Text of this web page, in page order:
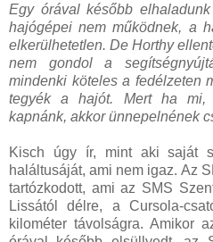
Egy órával később
hajógépei nem működnek, a
elkerülhetetlen. De Horthy
nem gondol a
mindenki köteles a fedélzeten
tegyék a hajót. Mert ha mi,
kapnánk, akkor ünnepelnének
Kisch úgy ír, mint aki saját
haláltusáját, ami nem igaz. Az
tartózkodott, ami az SMS
Lissától délre, a Cursola-
kilométer távolságra. Amikor